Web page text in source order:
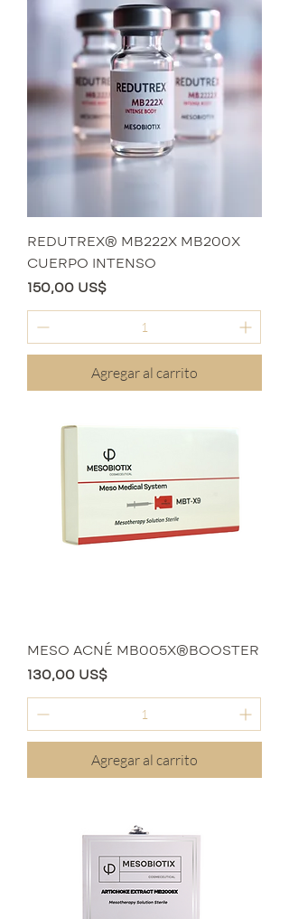
REDUTREX® MB222X MB200X
CUERPO INTENSO
Precio
150,00 US$
Agregar al carrito
MESO ACNÉ MB005X®BOOSTER
Precio
130,00 US$
Agregar al carrito